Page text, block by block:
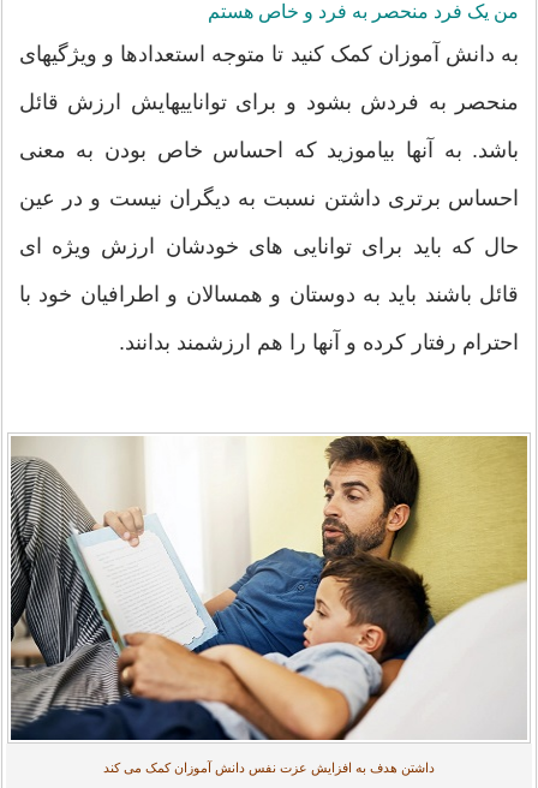
من یک فرد منحصر به فرد و خاص هستم
به دانش آموزان کمک کنید تا متوجه استعدادها و ویژگیهای
منحصر به فردش بشود و برای تواناییهایش ارزش قائل
باشد. به آنها بیاموزید که احساس خاص بودن به معنی
احساس برتری داشتن نسبت به دیگران نیست و در عین
حال که باید برای توانایی های خودشان ارزش ویژه ای
قائل باشند باید به دوستان و همسالان و اطرافیان خود با
احترام رفتار کرده و آنها را هم ارزشمند بدانند.
داشتن هدف به افزایش عزت نفس دانش آموزان کمک می کند